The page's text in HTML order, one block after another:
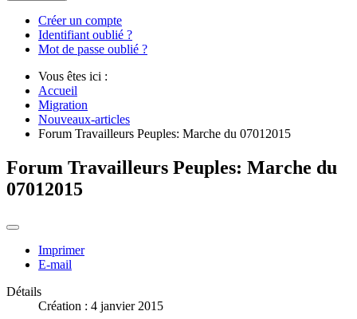
Créer un compte
Identifiant oublié ?
Mot de passe oublié ?
Vous êtes ici :
Accueil
Migration
Nouveaux-articles
Forum Travailleurs Peuples: Marche du 07012015
Forum Travailleurs Peuples: Marche du
07012015
Imprimer
E-mail
Détails
Création : 4 janvier 2015